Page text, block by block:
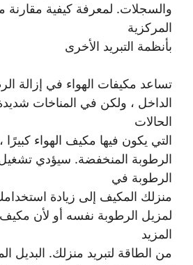
والسجلات. لمعرفة كيفية مقارنة
المركزية
بأنظمة التبريد الأخرى
تساعد مكيفات الهواء في إزالة
الداخل ، ولكن في المناخات
الحالات
التي يكون فيها مكيف الهواء كبيرًا
الرطوبة المنخفضة. سيؤدي تشغيل
الرطوبة في
منزلك المكيف إلى زيادة
لمزيل الرطوبة نفسه أو لأن
المزيد
من الطاقة لتبريد منزلك. البديل